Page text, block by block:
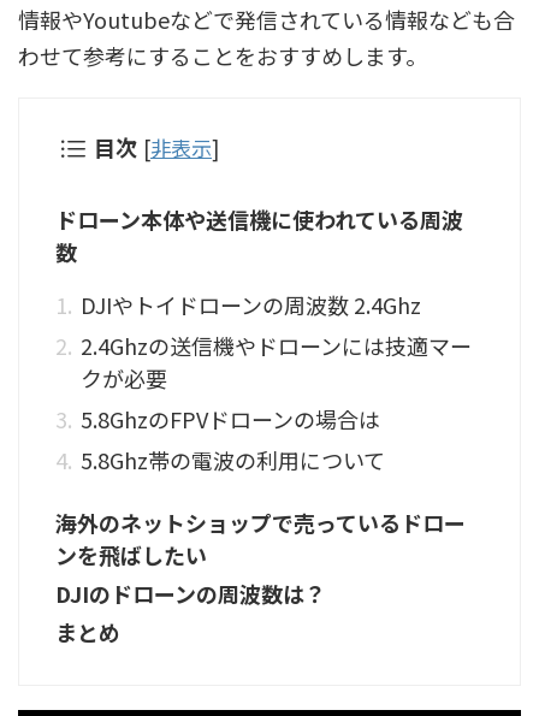
情報やYoutubeなどで発信されている情報なども合
わせて参考にすることをおすすめします。
目次 [非表示]
ドローン本体や送信機に使われている周波
数
DJIやトイドローンの周波数 2.4Ghz
2.4Ghzの送信機やドローンには技適マー
クが必要
5.8GhzのFPVドローンの場合は
5.8Ghz帯の電波の利用について
海外のネットショップで売っているドロー
ンを飛ばしたい
DJIのドローンの周波数は？
まとめ